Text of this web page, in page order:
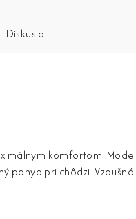
Diskusia
komfortom
pri chôdzi. Vzdušná